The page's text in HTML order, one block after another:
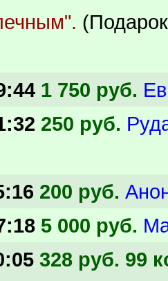
1 750 руб.
250 руб.
200 руб.
5 000 руб.
328 руб. 99